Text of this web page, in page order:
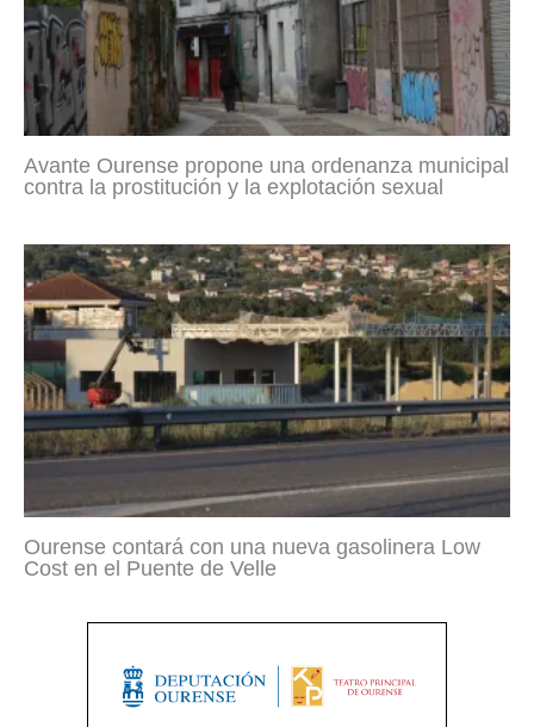
Avante Ourense propone una ordenanza municipal
contra la prostitución y la explotación sexual
Ourense contará con una nueva gasolinera Low
Cost en el Puente de Velle